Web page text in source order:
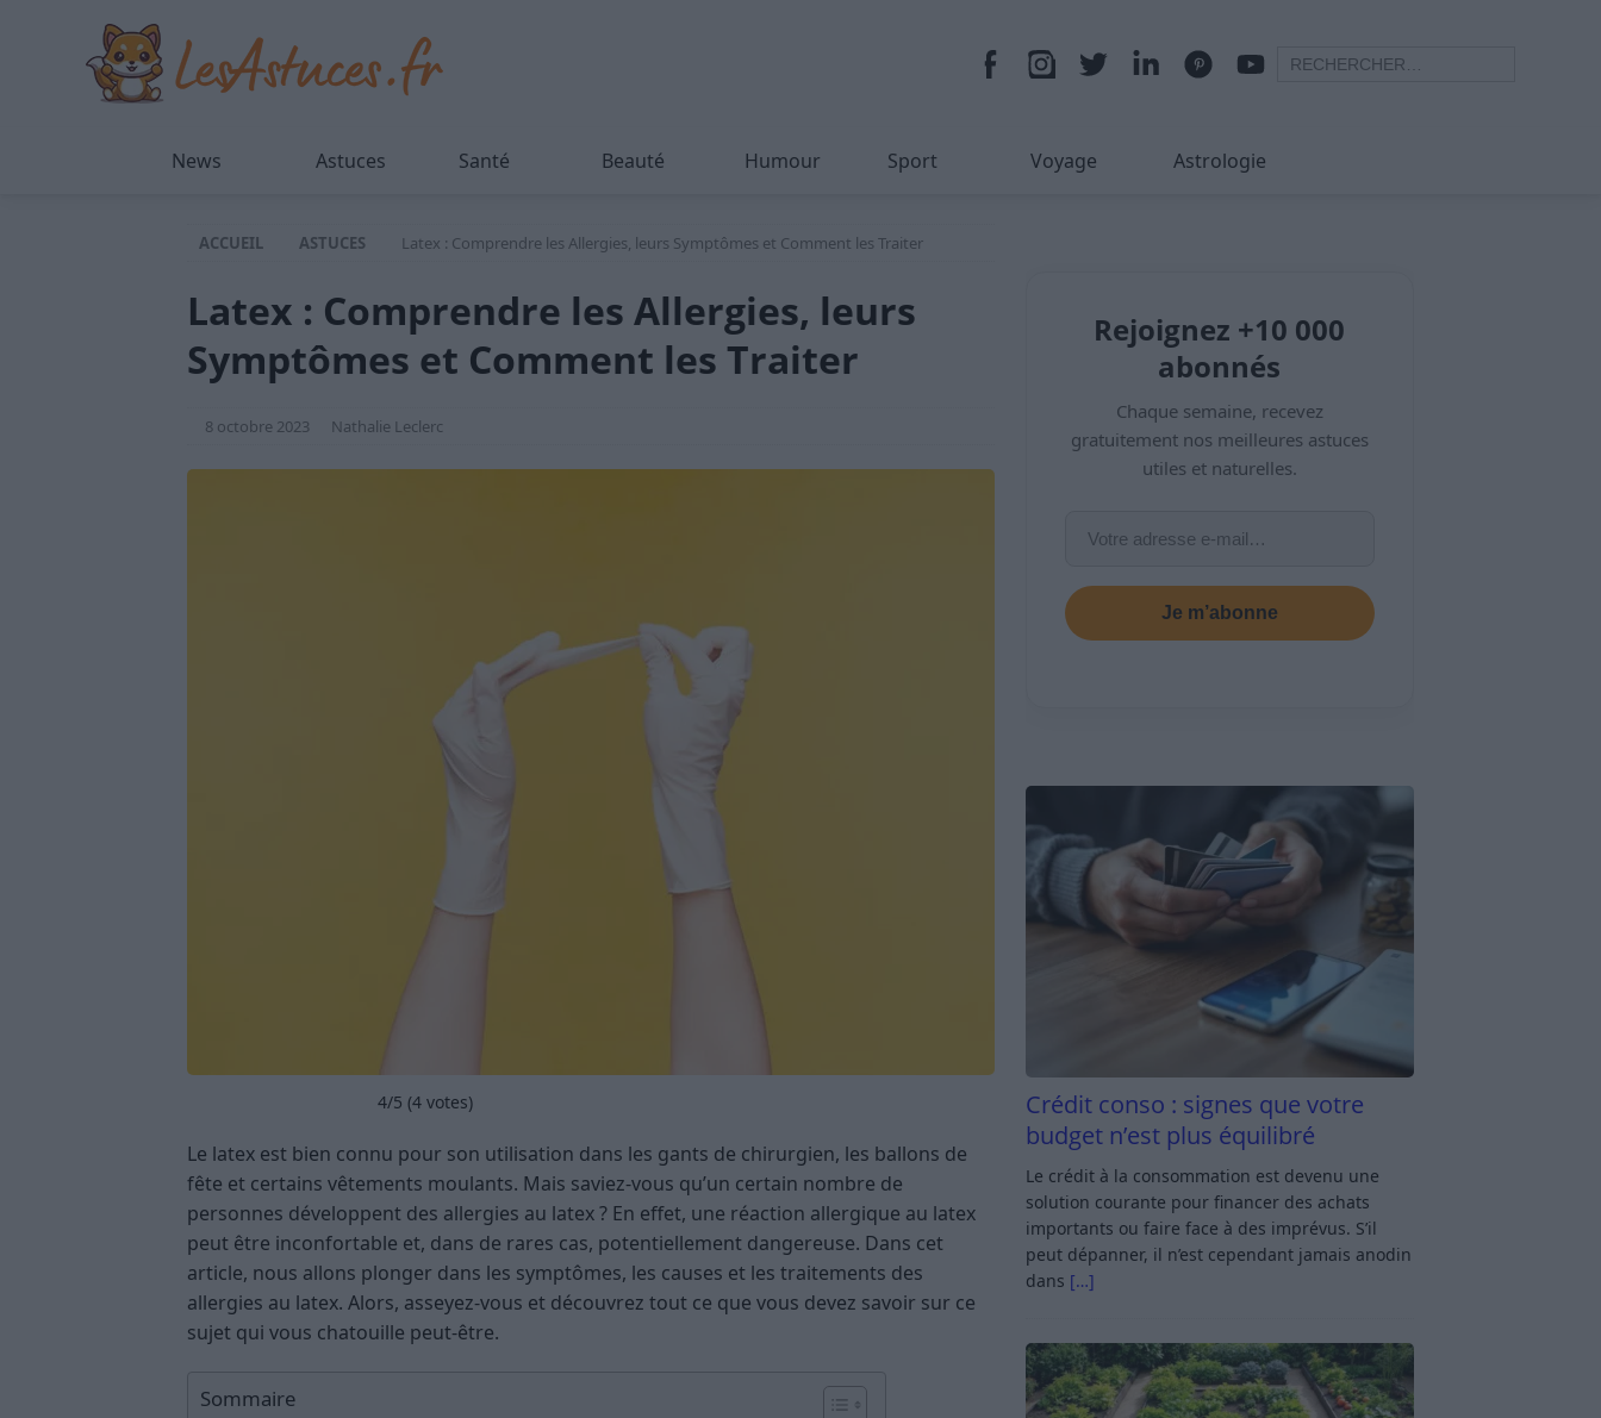
News Astuces Santé Beauté Humour Sport Voyage Astrologie
ACCUEIL ASTUCES Latex : Comprendre les Allergies, leurs Symptômes et Comment les Traiter
Latex : Comprendre les Allergies, leurs
Symptômes et Comment les Traiter
8 octobre 2023 Nathalie Leclerc
4/5 (4 votes)
Le latex est bien connu pour son utilisation dans les gants de chirurgien, les ballons de
fête et certains vêtements moulants. Mais saviez-vous qu’un certain nombre de
personnes développent des allergies au latex ? En effet, une réaction allergique au latex
peut être inconfortable et, dans de rares cas, potentiellement dangereuse. Dans cet
article, nous allons plonger dans les symptômes, les causes et les traitements des
allergies au latex. Alors, asseyez-vous et découvrez tout ce que vous devez savoir sur ce
sujet qui vous chatouille peut-être.
Sommaire
Rejoignez +10 000
abonnés
Chaque semaine, recevez
gratuitement nos meilleures astuces
utiles et naturelles.
Je m’abonne
Crédit conso : signes que votre
budget n’est plus équilibré
Le crédit à la consommation est devenu une
solution courante pour financer des achats
importants ou faire face à des imprévus. S’il
peut dépanner, il n’est cependant jamais anodin
dans […]